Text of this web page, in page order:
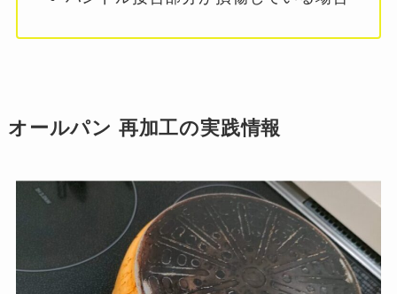
オールパン 再加工の実践情報